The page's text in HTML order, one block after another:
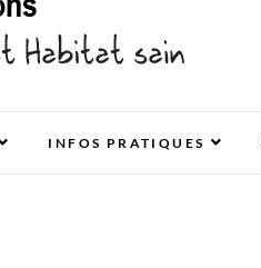
INFOS PRATIQUES